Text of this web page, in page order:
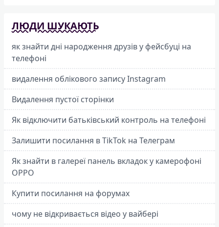
ЛЮДИ ШУКАЮТЬ
як знайти дні народження друзів у фейсбуці на
телефоні
видалення облікового запису Instagram
Видалення пустої сторінки
Як відключити батьківський контроль на телефоні
Залишити посилання в TikTok на Телеграм
Як знайти в галереї панель вкладок у камерофоні
OPPO
Купити посилання на форумах
чому не відкривається відео у вайбері